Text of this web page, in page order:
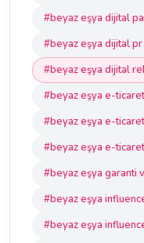
#beyaz eşya dijital
#beyaz eşya dijital pr
#beyaz eşya dijital
#beyaz eşya e-
#beyaz eşya e-
#beyaz eşya e-
#beyaz eşya garanti
#beyaz eşya
#beyaz eşya